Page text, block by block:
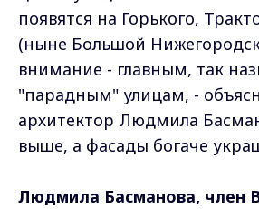
появятся на Горького,
(ныне Большой
внимание - главным, так
"парадным" улицам, -
архитектор Людмила
выше, а фасады богаче
Людмила Басманова, член